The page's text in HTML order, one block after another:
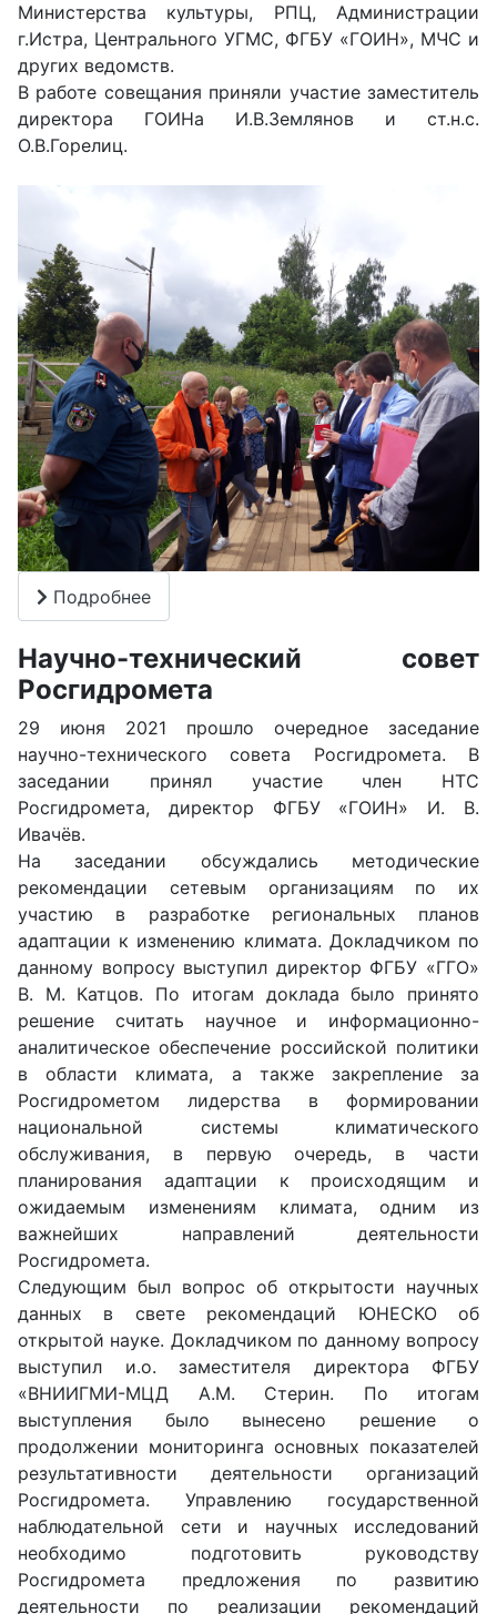
Министерства культуры, РПЦ, Администрации
г.Истра, Центрального УГМС, ФГБУ «ГОИН», МЧС и
других ведомств.
В работе совещания приняли участие заместитель
директора ГОИНа И.В.Землянов и ст.н.с.
О.В.Горелиц.
Подробнее
Научно-технический совет
Росгидромета
29 июня 2021 прошло очередное заседание
научно-технического совета Росгидромета. В
заседании принял участие член НТС
Росгидромета, директор ФГБУ «ГОИН» И. В.
Ивачёв.
На заседании обсуждались методические
рекомендации сетевым организациям по их
участию в разработке региональных планов
адаптации к изменению климата. Докладчиком по
данному вопросу выступил директор ФГБУ «ГГО»
В. М. Катцов. По итогам доклада было принято
решение считать научное и информационно-
аналитическое обеспечение российской политики
в области климата, а также закрепление за
Росгидрометом лидерства в формировании
национальной системы климатического
обслуживания, в первую очередь, в части
планирования адаптации к происходящим и
ожидаемым изменениям климата, одним из
важнейших направлений деятельности
Росгидромета.
Следующим был вопрос об открытости научных
данных в свете рекомендаций ЮНЕСКО об
открытой науке. Докладчиком по данному вопросу
выступил и.о. заместителя директора ФГБУ
«ВНИИГМИ-МЦД А.М. Стерин. По итогам
выступления было вынесено решение о
продолжении мониторинга основных показателей
результативности деятельности организаций
Росгидромета. Управлению государственной
наблюдательной сети и научных исследований
необходимо подготовить руководству
Росгидромета предложения по развитию
деятельности по реализации рекомендаций